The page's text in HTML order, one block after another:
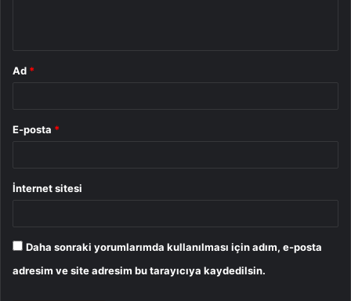
Ad *
E-posta *
İnternet sitesi
Daha sonraki yorumlarımda kullanılması için adım, e-posta
adresim ve site adresim bu tarayıcıya kaydedilsin.